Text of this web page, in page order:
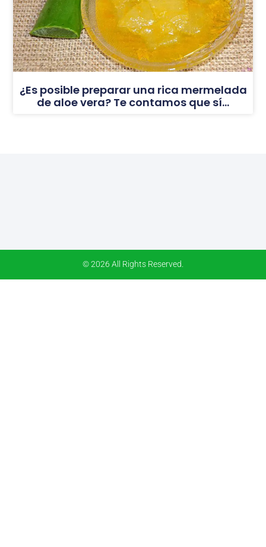
¿Es posible preparar una rica mermelada
de aloe vera? Te contamos que sí…
© 2026 All Rights Reserved.